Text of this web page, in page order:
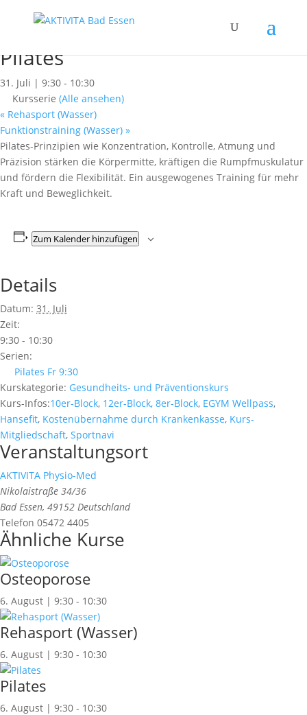
« Alle Kurse
Pilates
31. Juli | 9:30 - 10:30
Kursserie (Alle ansehen)
« Rehasport (Wasser)
Funktionstraining (Wasser) »
Pilates-Prinzipien wie Konzentration, Kontrolle, Atmung und
Präzision stärken die Körpermitte, kräftigen die Rumpfmuskulatur
und fördern die Flexibilität. Ein ausgewogenes Training für mehr
Kraft und Beweglichkeit.
Zum Kalender hinzufügen
Details
Datum: 31. Juli
Zeit:
9:30 - 10:30
Serien:
Pilates Fr 9:30
Kurskategorie: Gesundheits- und Präventionskurs
Kurs-Infos:10er-Block, 12er-Block, 8er-Block, EGYM Wellpass,
Hansefit, Kostenübernahme durch Krankenkasse, Kurs-
Mitgliedschaft, Sportnavi
Veranstaltungsort
AKTIVITA Physio-Med
Nikolaistraße 34/36
Bad Essen, 49152 Deutschland
Telefon 05472 4405
Ähnliche Kurse
Osteoporose
6. August | 9:30 - 10:30
Rehasport (Wasser)
6. August | 9:30 - 10:30
Pilates
6. August | 9:30 - 10:30